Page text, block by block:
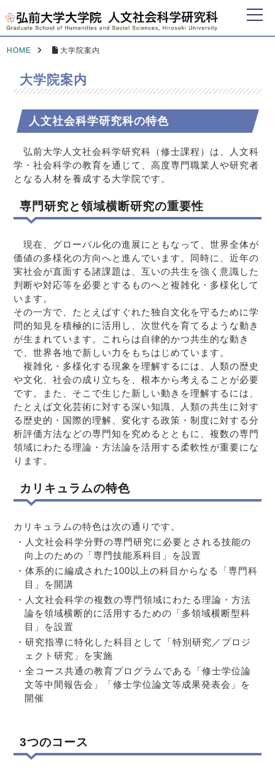
HOME 大学院案内
大学院案内
人文社会科学研究科の特色
弘前大学人文社会科学研究科（修士課程）は、人文科
学・社会科学の教育を通じて、高度専門職業人や研究者
となる人材を養成する大学院です。
専門研究と領域横断研究の重要性
現在、グローバル化の進展にともなって、世界全体が
価値の多様化の方向へと進んでいます。同時に、近年の
実社会が直面する諸課題は、互いの共生を強く意識した
判断や対応等を必要とするものへと複雑化・多様化して
います。
その一方で、たとえばすぐれた独自文化を守るために学
問的知見を積極的に活用し、次世代を育てるような動き
が生まれています。これらは自律的かつ共生的な動き
で、世界各地で新しい力をもちはじめています。
複雑化・多様化する現象を理解するには、人類の歴史
や文化、社会の成り立ちを、根本から考えることが必要
です。また、そこで生じた新しい動きを理解するには、
たとえば文化芸術に対する深い知識、人類の共生に対す
る歴史的・国際的理解、変化する政策・制度に対する分
析評価方法などの専門知を究めるとともに、複数の専門
領域にわたる理論・方法論を活用する柔軟性が重要にな
ります。
カリキュラムの特色
カリキュラムの特色は次の通りです。
・人文社会科学分野の専門研究に必要とされる技能の
向上のための「専門技能系科目」を設置
・体系的に編成された100以上の科目からなる「専門科
目」を開講
・人文社会科学の複数の専門領域にわたる理論・方法
論を領域横断的に活用するための「多領域横断型科
目」を設置
・研究指導に特化した科目として「特別研究／プロジ
ェクト研究」を実施
・全コース共通の教育プログラムである「修士学位論
文等中間報告会」「修士学位論文等成果発表会」を
開催
3つのコース